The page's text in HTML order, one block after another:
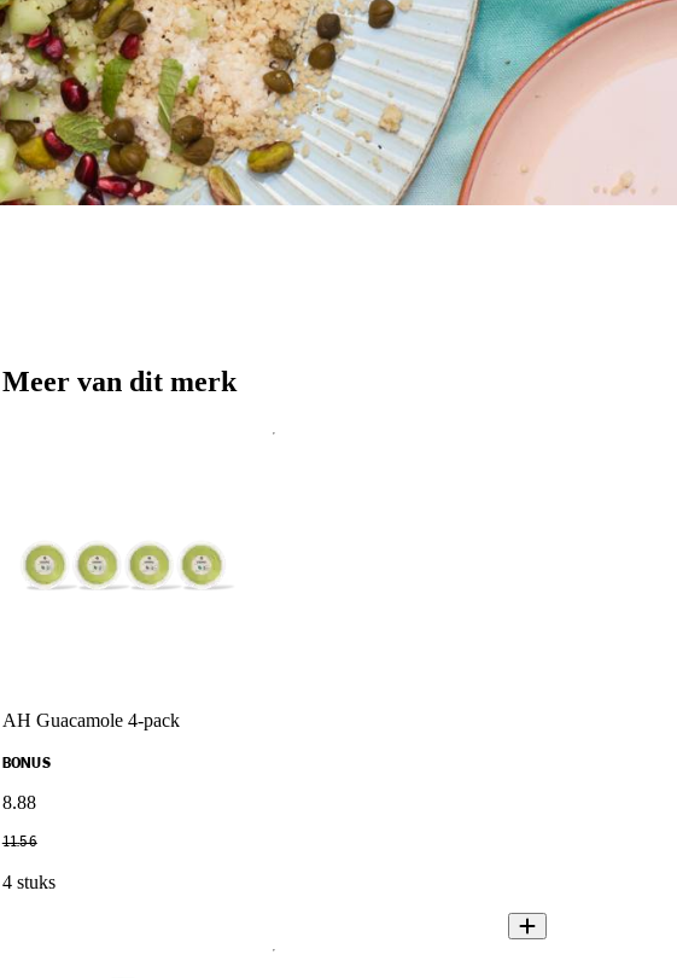
Meer van dit merk
AH Guacamole 4-pack
BONUS
8.88
11.56
4 stuks